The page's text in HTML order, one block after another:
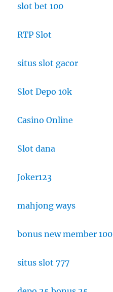
slot bet 100
RTP Slot
situs slot gacor
Slot Depo 10k
Casino Online
Slot dana
Joker123
mahjong ways
bonus new member 100
situs slot 777